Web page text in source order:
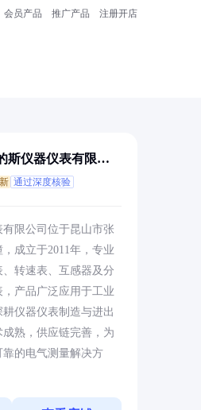
会员产品 推广产品 注册开店
斯仪器仪表有限公
通过深度核验
限公司位于昆山市张
成立于2011年，专业
转速表、互感器及分
产品广泛应用于工业
仪器仪表制造与进出
熟，供应链完善，为
的电气测量解决方